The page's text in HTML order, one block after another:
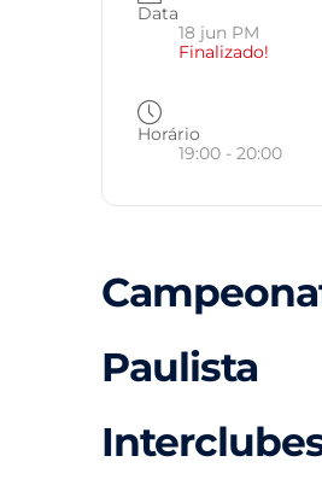
Data
18 jun PM
Finalizado!
Horário
19:00 - 20:00
Paulista